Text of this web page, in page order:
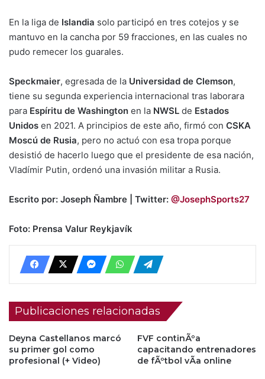
En la liga de Islandia solo participó en tres cotejos y se
mantuvo en la cancha por 59 fracciones, en las cuales no
pudo remecer los guarales.
Speckmaier, egresada de la Universidad de Clemson,
tiene su segunda experiencia internacional tras laborara
para Espíritu de Washington en la NWSL de Estados
Unidos en 2021. A principios de este año, firmó con CSKA
Moscú de Rusia, pero no actuó con esa tropa porque
desistió de hacerlo luego que el presidente de esa nación,
Vladímir Putin, ordenó una invasión militar a Rusia.
Escrito por: Joseph Ñambre | Twitter: @JosephSports27
Foto: Prensa Valur Reykjavík
Publicaciones relacionadas
Deyna Castellanos marcó
su primer gol como
profesional (+ Video)
FVF continÃºa
capacitando entrenadores
de fÃºtbol vÃ­a online